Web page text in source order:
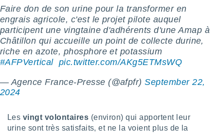
au
de
web.
les
de
vous
Faire don de son urine pour la transformer en
engrais agricole, c'est le projet pilote auquel
participent une vingtaine d'adhérents d'une Amap à
Châtillon qui accueille un point de collecte durine,
riche en azote, phosphore et potassium
#AFPVertical️ pic.twitter.com/AKg5ETMsWQ
— Agence France-Presse (@afpfr)September 22,
2024
Les vingt volontaires (environ) qui apportent leur
urine sont très satisfaits, et ne la voient plus de la